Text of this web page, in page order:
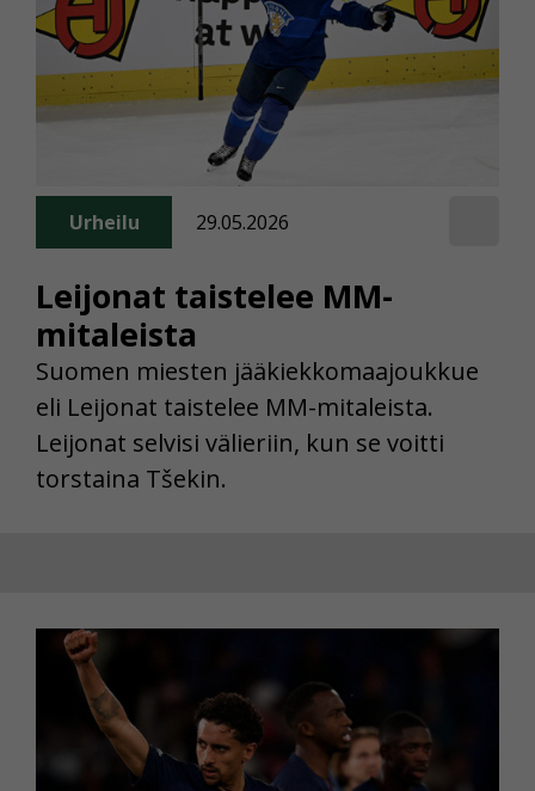
Leijonat taistelee MM-
mitaleista
Urheilu 29.05.2026
Suomen miesten jääkiekkomaajoukkue
eli Leijonat taistelee MM-mitaleista.
Leijonat selvisi välieriin, kun se voitti
torstaina Tšekin.